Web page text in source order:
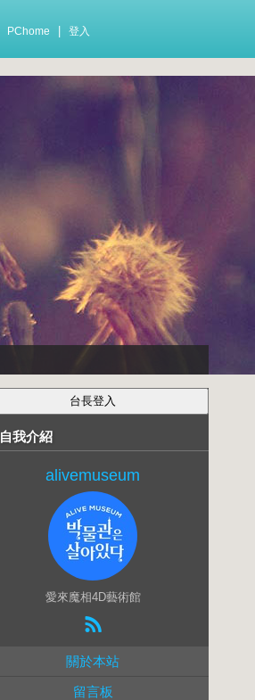
PChome 登入
自我介紹
alivemuseum
愛來魔相4D藝術館
關於本站
留言板